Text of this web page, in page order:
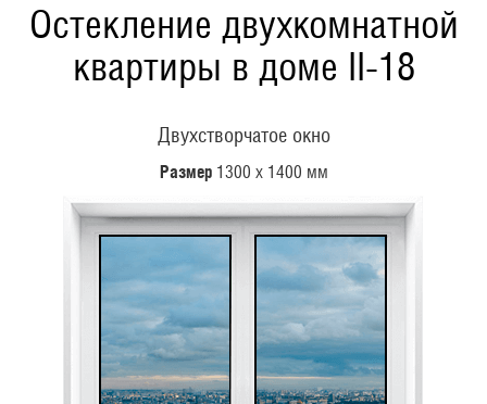
Остекление двухкомнатной
квартиры в доме II-18
Двухстворчатое окно
Размер1300 х 1400 мм